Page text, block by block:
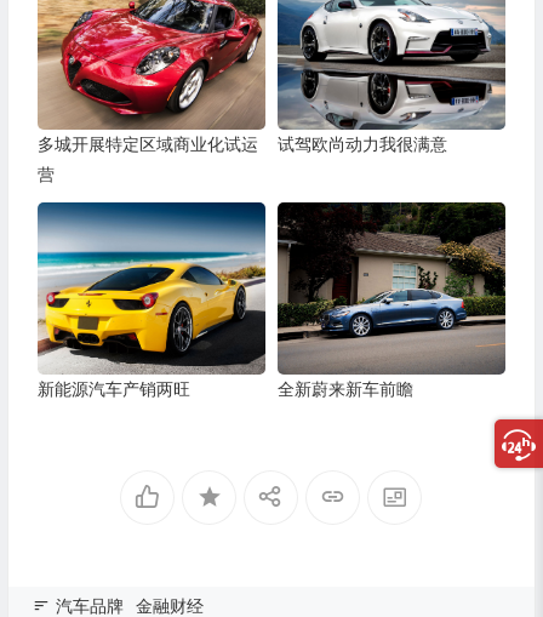
多城开展特定区域商业化试运
营
试驾欧尚动力我很满意
新能源汽车产销两旺 全新蔚来新车前瞻
汽车品牌 金融财经